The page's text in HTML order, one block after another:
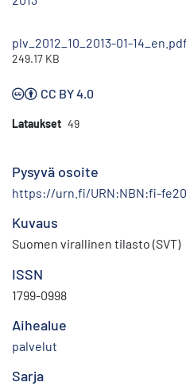
plv_2012_10_2013-01-14_en.pdf
249.17 KB
CC BY 4.0
Lataukset 49
Pysyvä osoite
https://urn.fi/URN:NBN:fi-
Kuvaus
Suomen virallinen tilasto (SVT)
ISSN
1799-0998
Aihealue
palvelut
Sarja